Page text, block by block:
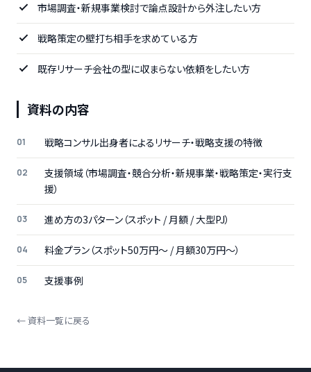
市場調査・新規事業検討で論点設計から外注したい方
戦略策定の壁打ち相手を求めている方
既存リサーチ会社の型に収まらない依頼をしたい方
資料の内容
戦略コンサル出身者によるリサーチ・戦略支援の特徴
支援領域（市場調査・競合分析・新規事業・戦略策定・実行支
援）
進め方の3パターン（スポット / 月額 / 大型PJ）
料金プラン（スポット50万円〜 / 月額30万円〜）
支援事例
← 資料一覧に戻る